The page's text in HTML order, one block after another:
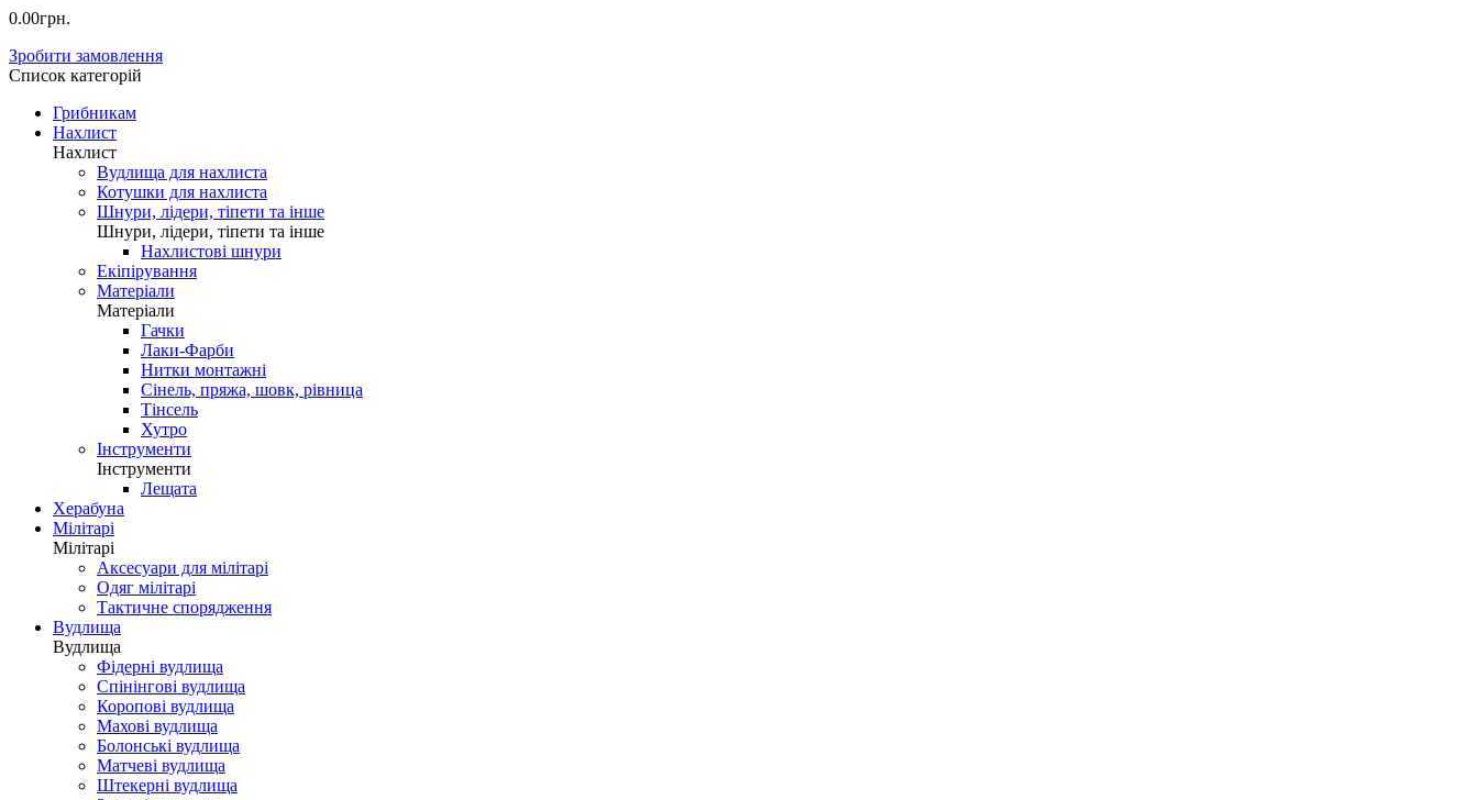
0.00грн.
Зробити замовлення
Список категорій
Грибникам
Нахлист
Нахлист
Вудлища для нахлиста
Котушки для нахлиста
Шнури, лідери, тіпети та інше
Шнури, лідери, тіпети та інше
Нахлистові шнури
Екіпірування
Матеріали
Матеріали
Гачки
Лаки-Фарби
Нитки монтажні
Сінель, пряжа, шовк, рівница
Тінсель
Хутро
Інструменти
Інструменти
Лещата
Херабуна
Мілітарі
Мілітарі
Аксесуари для мілітарі
Одяг мілітарі
Тактичне спорядження
Вудлища
Вудлища
Фідерні вудлища
Спінінгові вудлища
Коропові вудлища
Махові вудлища
Болонські вудлища
Матчеві вудлища
Штекерні вудлища